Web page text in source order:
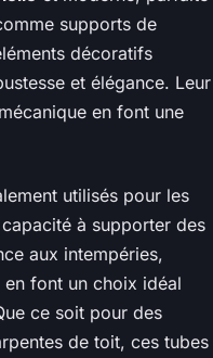
supports de
décoratifs
et élégance. Leur
en font une
utilisés pour les
à supporter des
aux intempéries,
font un choix idéal
ce soit pour des
de toit, ces tubes